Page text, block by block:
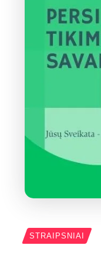
STRAIPSNIAI